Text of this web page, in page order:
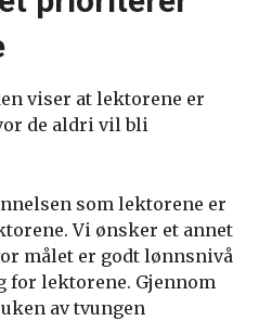
viser at lektorene er
de aldri vil bli
som lektorene er
Vi ønsker et annet
målet er godt lønnsnivå
lektorene. Gjennom
av tvungen